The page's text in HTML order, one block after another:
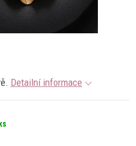
Detailní informace